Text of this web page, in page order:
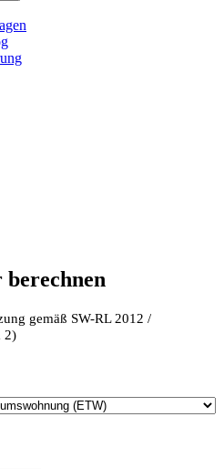
berechnen
gemäß SW-RL 2012 /
2)